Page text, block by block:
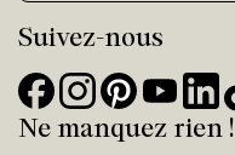
Suivez-nous
Ne manquez rien !